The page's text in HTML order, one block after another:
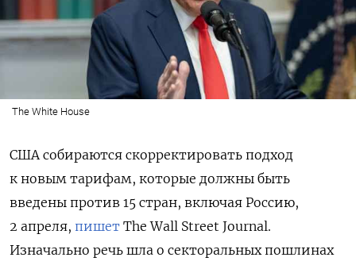
The White House
США собираются скорректировать подход
к новым тарифам, которые должны быть
введены против 15 стран, включая Россию,
2 апреля, пишет The Wall Street Journal.
Изначально речь шла о секторальных пошлинах